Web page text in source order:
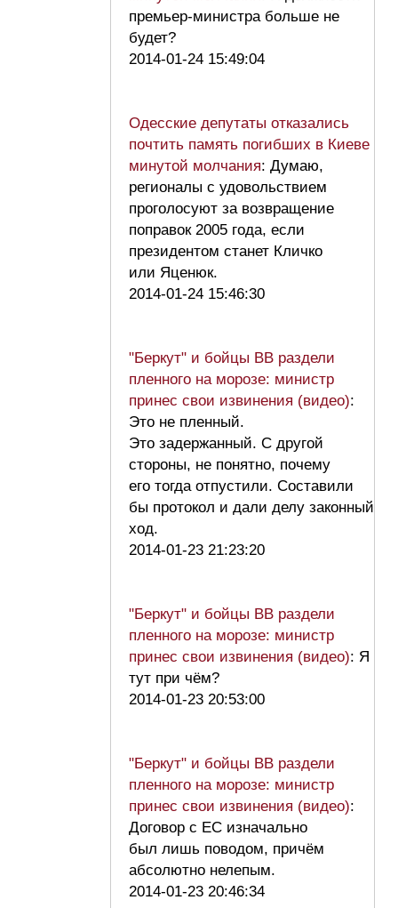
премьер-министра больше не
будет?
2014-01-24 15:49:04
Одесские депутаты отказались
почтить память погибших в Киеве
минутой молчания: Думаю,
регионалы с удовольствием
проголосуют за возвращение
поправок 2005 года, если
президентом станет Кличко
или Яценюк.
2014-01-24 15:46:30
"Беркут" и бойцы ВВ раздели
пленного на морозе: министр
принес свои извинения (видео):
Это не пленный.
Это задержанный. С другой
стороны, не понятно, почему
его тогда отпустили. Составили
бы протокол и дали делу законный
ход.
2014-01-23 21:23:20
"Беркут" и бойцы ВВ раздели
пленного на морозе: министр
принес свои извинения (видео): Я
тут при чём?
2014-01-23 20:53:00
"Беркут" и бойцы ВВ раздели
пленного на морозе: министр
принес свои извинения (видео):
Договор с ЕС изначально
был лишь поводом, причём
абсолютно нелепым.
2014-01-23 20:46:34